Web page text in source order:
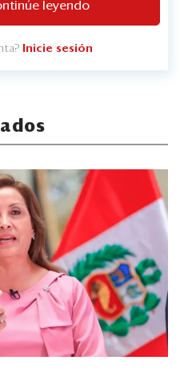
leyendo
Inicie sesión